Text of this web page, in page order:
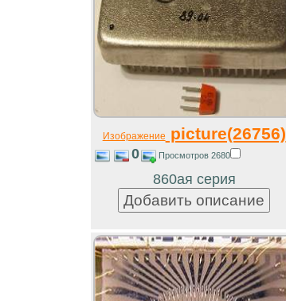
Изображение picture(26756)
0 Просмотров 2680
860ая серия